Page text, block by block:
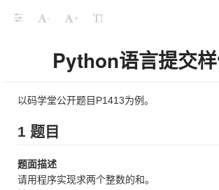
- +
Python语言提交
以码学堂公开题目P1413为例。
1 题目
题面描述
请用程序实现求两个整数的和。